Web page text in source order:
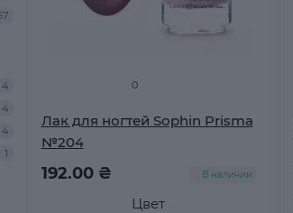
4
4
4
1
0
Лак для ногтей Sophin Prisma
№204
Цвет
192.00 ₴ В наличии